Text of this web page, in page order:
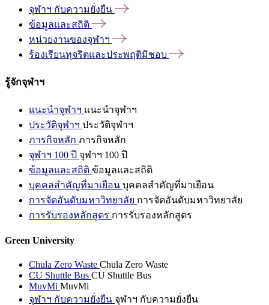
จุฬาฯ กับความยั่งยืน
ข้อมูลและสถิติ
หน่วยงานของจุฬาฯ
ร้องเรียนทุจริตและประพฤติมิชอบ
รู้จักจุฬาฯ
แนะนำจุฬาฯ แนะนำจุฬาฯ
ประวัติจุฬาฯ ประวัติจุฬาฯ
ภารกิจหลัก ภารกิจหลัก
จุฬาฯ 100 ปี จุฬาฯ 100 ปี
ข้อมูลและสถิติ ข้อมูลและสถิติ
บุคคลสำคัญที่มาเยือน บุคคลสำคัญที่มาเยือน
การจัดอันดับมหาวิทยาลัย การจัดอันดับมหาวิทยาลัย
การรับรองหลักสูตร การรับรองหลักสูตร
Green University
Chula Zero Waste Chula Zero Waste
CU Shuttle Bus CU Shuttle Bus
MuvMi MuvMi
จุฬาฯ กับความยั่งยืน จุฬาฯ กับความยั่งยืน